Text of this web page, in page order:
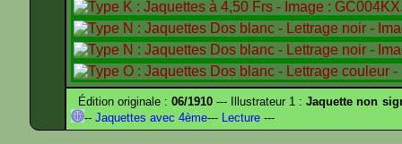
Édition originale :06/1910 --- Illustrateur 1 :Jaquette non
-- Jaquettes avec 4ème--- Lecture ---